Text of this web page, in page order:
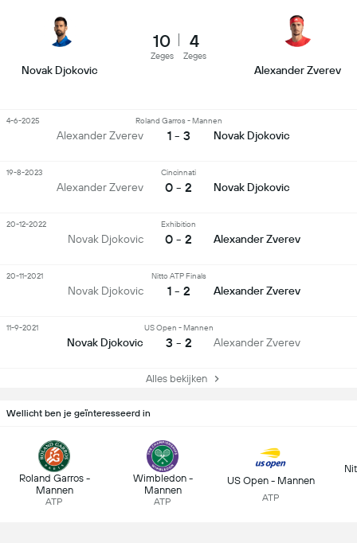
Novak Djokovic
10
Zeges
4
Zeges
Alexander Zverev
Alexander Zverev
Roland Garros - Mannen
1 - 3 Novak Djokovic
4-6-2025
Alexander Zverev
Cincinnati
0 - 2 Novak Djokovic
19-8-2023
Novak Djokovic
Exhibition
0 - 2 Alexander Zverev
20-12-2022
Novak Djokovic
Nitto ATP Finals
1 - 2 Alexander Zverev
20-11-2021
Novak Djokovic
US Open - Mannen
3 - 2 Alexander Zverev
11-9-2021
Alles bekijken
Wellicht ben je geïnteresseerd in
Roland Garros -
Mannen
ATP
Wimbledon -
Mannen
ATP
US Open - Mannen
ATP